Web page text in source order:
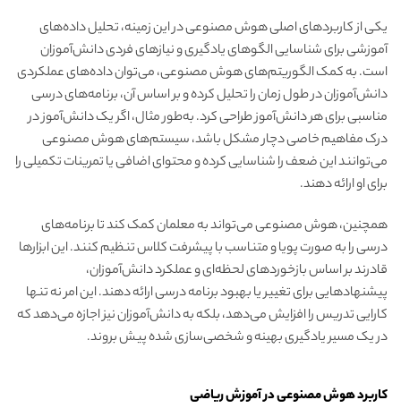
یکی از کاربردهای اصلی هوش مصنوعی در این زمینه، تحلیل داده‌های
آموزشی برای شناسایی الگوهای یادگیری و نیازهای فردی دانش‌آموزان
است. به کمک الگوریتم‌های هوش مصنوعی، می‌توان داده‌های عملکردی
دانش‌آموزان در طول زمان را تحلیل کرده و بر اساس آن، برنامه‌های درسی
مناسبی برای هر دانش‌آموز طراحی کرد. به‌طور مثال، اگر یک دانش‌آموز در
درک مفاهیم خاصی دچار مشکل باشد، سیستم‌های هوش مصنوعی
می‌توانند این ضعف را شناسایی کرده و محتوای اضافی یا تمرینات تکمیلی را
برای او ارائه دهند.
همچنین، هوش مصنوعی می‌تواند به معلمان کمک کند تا برنامه‌های
درسی را به صورت پویا و متناسب با پیشرفت کلاس تنظیم کنند. این ابزارها
قادرند بر اساس بازخوردهای لحظه‌ای و عملکرد دانش‌آموزان،
پیشنهادهایی برای تغییر یا بهبود برنامه درسی ارائه دهند. این امر نه تنها
کارایی تدریس را افزایش می‌دهد، بلکه به دانش‌آموزان نیز اجازه می‌دهد که
در یک مسیر یادگیری بهینه و شخصی‌سازی شده پیش بروند.
کاربرد هوش مصنوعی در آموزش ریاضی